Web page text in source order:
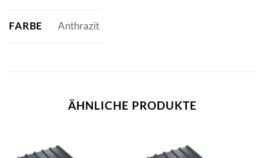
FARBE Anthrazit
ÄHNLICHE PRODUKTE